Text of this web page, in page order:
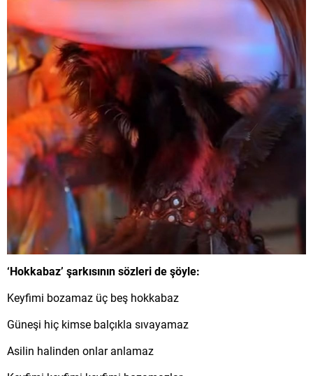
‘Hokkabaz’ şarkısının sözleri de şöyle:
Keyfimi bozamaz üç beş hokkabaz
Güneşi hiç kimse balçıkla sıvayamaz
Asilin halinden onlar anlamaz